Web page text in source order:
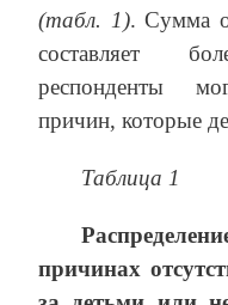
(табл. 1). Сумма
составляет
респонденты
причин, которые
Таблица 1
причинах